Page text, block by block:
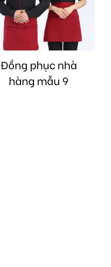
Đồng phục nhà
hàng mẫu 9